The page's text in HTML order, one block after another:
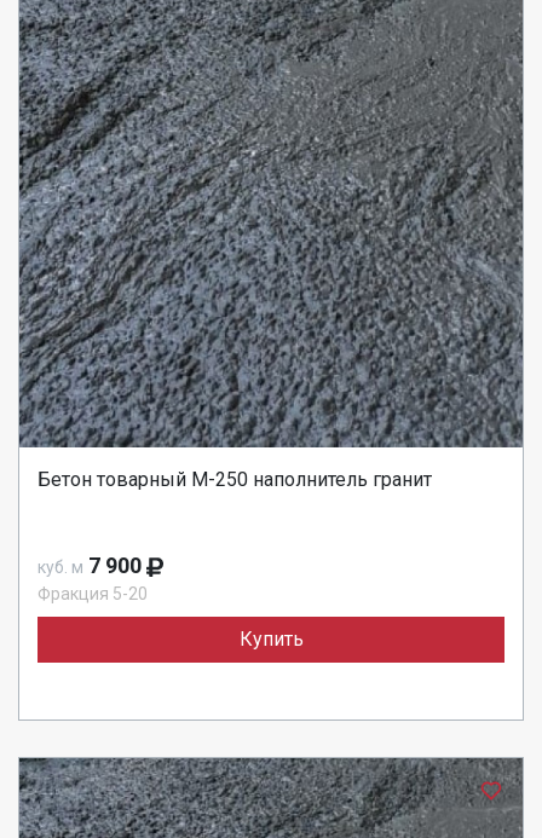
Бетон товарный М-250 наполнитель гранит
куб. м 7 900
Фракция 5-20
Купить